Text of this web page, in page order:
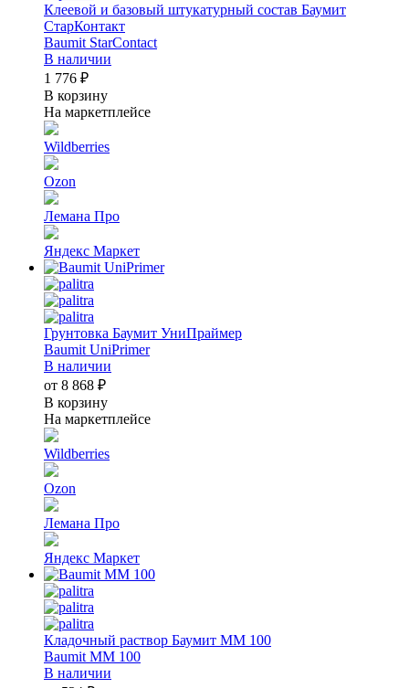
Клеевой и базовый штукатурный состав Баумит
СтарКонтакт
Baumit StarContact
В наличии
1 776 ₽
В корзину
На маркетплейсе
Wildberries
Ozon
Лемана Про
Яндекс Маркет
Грунтовка Баумит УниПраймер
Baumit UniPrimer
В наличии
от 8 868 ₽
В корзину
На маркетплейсе
Wildberries
Ozon
Лемана Про
Яндекс Маркет
Кладочный раствор Баумит ММ 100
Baumit MM 100
В наличии